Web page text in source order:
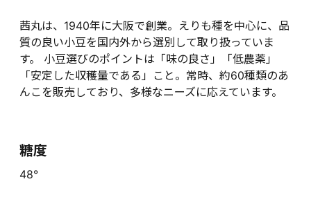
茜丸は、1940年に大阪で創業。えりも種を中心に、品
質の良い小豆を国内外から選別して取り扱っていま
す。 小豆選びのポイントは「味の良さ」「低農薬」
「安定した収穫量である」こと。常時、約60種類のあ
んこを販売しており、多様なニーズに応えています。
糖度
48°